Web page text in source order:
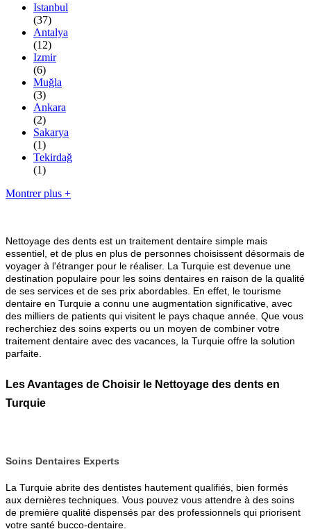
Istanbul
(37)
Antalya
(12)
Izmir
(6)
Muğla
(3)
Ankara
(2)
Sakarya
(1)
Tekirdağ
(1)
Montrer plus +
Nettoyage des dents est un traitement dentaire simple mais
essentiel, et de plus en plus de personnes choisissent désormais de
voyager à l'étranger pour le réaliser. La Turquie est devenue une
destination populaire pour les soins dentaires en raison de la qualité
de ses services et de ses prix abordables. En effet, le tourisme
dentaire en Turquie a connu une augmentation significative, avec
des milliers de patients qui visitent le pays chaque année. Que vous
recherchiez des soins experts ou un moyen de combiner votre
traitement dentaire avec des vacances, la Turquie offre la solution
parfaite.
Les Avantages de Choisir le Nettoyage des dents en
Turquie
Soins Dentaires Experts
La Turquie abrite des dentistes hautement qualifiés, bien formés
aux dernières techniques. Vous pouvez vous attendre à des soins
de première qualité dispensés par des professionnels qui priorisent
votre santé bucco-dentaire.